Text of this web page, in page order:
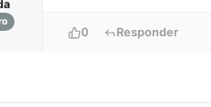
0 Responder